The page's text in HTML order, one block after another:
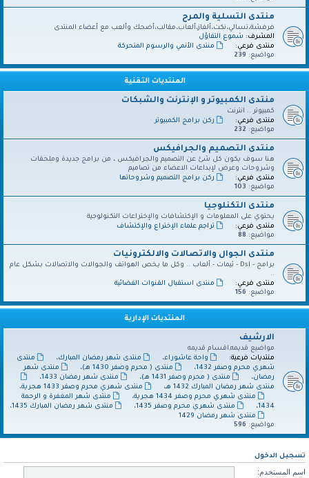
منتدى التسلية والمرح
فرفشة،تسالي،نكت،ألغاز،ألعاب،مقالب،أضحك وألعب مع أعضاء المنتدى
المشرف: شموع التفاؤل
منتدى فرعي:
منتدى الأنمي والرسوم المتحركة
مواضيع: 239
المنتديات التقنية
منتدى الكمبيوتر و الإنترنت والشبكات
كمبيوتر .. انترنت
منتدى فرعي:
ركن برامج الكمبيوتر
مواضيع: 232
منتدى التصميم والجرافيكس
هنا سوف يكون كل شئ عن التصميم والجرافيكس ، من برامج جديدة وملحقات
وشروحات وعرض لإبداعات الاعضاء من تصاميم
منتدى فرعي:
ركن برامج التصميم وشروحاتها
مواضيع: 103
منتدى التكنلوجيا
يحتوي على المعلومات و الإكتشافات والإختراعات التكنولوجية
منتدى فرعي:
تراجم علماء الإختراع والإكتشاف
مواضيع: 88
منتدى الجوال والاتصالات والالكترونيات
برامج - Dsl - ثيمات - ألعاب .. وكل ما يخص الهواتف والجوالات والاتصالات بشكل عام
..
منتدى فرعي:
منتدى استقبال القنوات الفضائية
مواضيع: 156
المنتديات الإدارية
الارشيف
مواضيع قديمه,اقسام قديمه
منتديات فرعية:
واحة عاشوراء، منتدى شهر رمضان المبارك،
منتدى
شهري محرم وصفر 1432
، منتدى ( محرم وصفر 1430 هـ) ،
منتدى شهر
رمضان، منتدى ( محرم وصفر 1431 هـ) ، منتدى شهر رمضان 1433
،
منتدى شهر رمضان المبارك 1432 هـ
، منتدى شهري محرم وصفر 1433 هجرية
،
منتدى شهري محرم وصفر 1434 هجرية
،
منتدى شهر المغفرة و الرحمة
1434، منتدى شهري محرم وصفر 1435 ، منتدى شهر رمضان المبارك 1435
،
منتدى شهر رمضان 1429
مواضيع: 596
تسجيل الدخول
اسم المستخدم: